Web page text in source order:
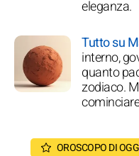
eleganza.
Tutto su
interno,
quanto
zodiaco.
OROSCOPO DI